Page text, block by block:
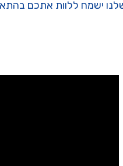
שלנו ישמח ללוות אתכם